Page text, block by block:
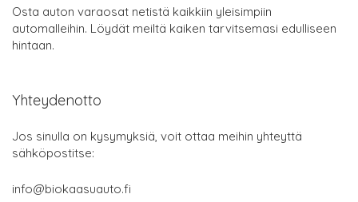
Osta auton varaosat netistä kaikkiin yleisimpiin
automalleihin. Löydät meiltä kaiken tarvitsemasi edulliseen
hintaan.
Yhteydenotto
Jos sinulla on kysymyksiä, voit ottaa meihin yhteyttä
sähköpostitse:
info@biokaasuauto.fi